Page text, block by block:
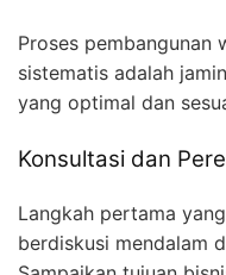
Proses pembangunan
sistematis adalah
yang optimal dan
Konsultasi dan
Langkah pertama
berdiskusi mendalam